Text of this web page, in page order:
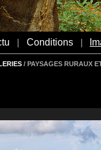
Conditions
/ PAYSAGES RURAUX